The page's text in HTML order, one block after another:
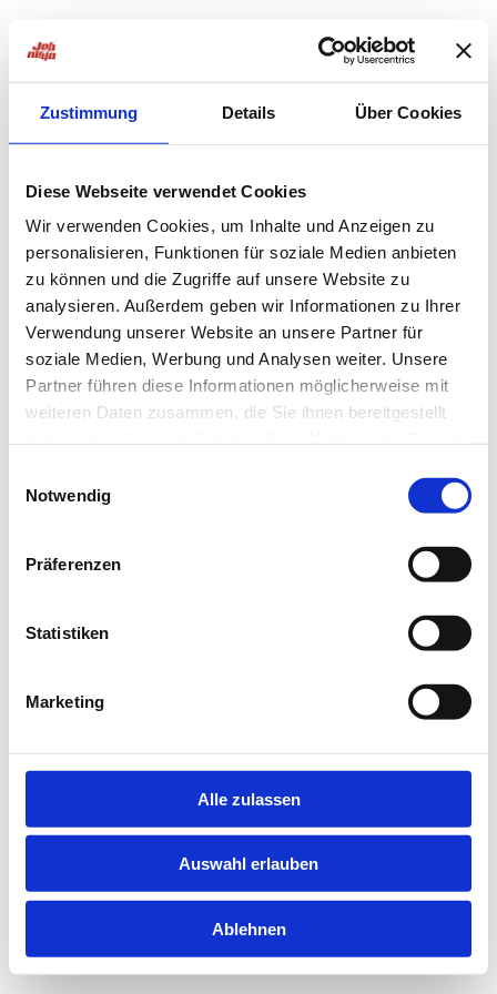
Zustimmung Details Über Cookies
Diese Webseite verwendet Cookies
Wir verwenden Cookies, um Inhalte und Anzeigen zu
personalisieren, Funktionen für soziale Medien anbieten
zu können und die Zugriffe auf unsere Website zu
analysieren. Außerdem geben wir Informationen zu Ihrer
Verwendung unserer Website an unsere Partner für
soziale Medien, Werbung und Analysen weiter. Unsere
Partner führen diese Informationen möglicherweise mit
weiteren Daten zusammen, die Sie ihnen bereitgestellt
Notwendig
Präferenzen
Statistiken
Marketing
Alle zulassen
Auswahl erlauben
Ablehnen
loadingjobninja.com
for more